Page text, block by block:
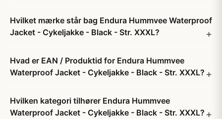
Hvilket mærke står bag Endura Hummvee Waterproof
Jacket - Cykeljakke - Black - Str. XXXL?
Hvad er EAN / Produktid for Endura Hummvee
Waterproof Jacket - Cykeljakke - Black - Str. XXXL?
Hvilken kategori tilhører Endura Hummvee
Waterproof Jacket - Cykeljakke - Black - Str. XXXL?